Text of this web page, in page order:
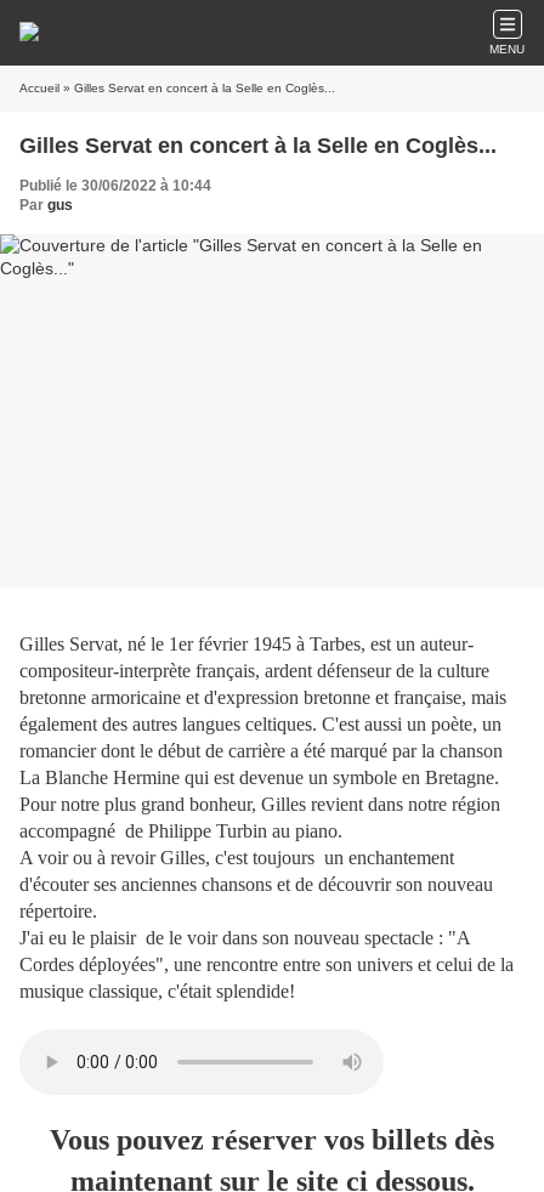
MENU
Accueil » Gilles Servat en concert à la Selle en Coglès...
Gilles Servat en concert à la Selle en Coglès...
Publié le 30/06/2022 à 10:44
Par gus
Gilles Servat, né le 1er février 1945 à Tarbes, est un auteur-
compositeur-interprète français, ardent défenseur de la culture
bretonne armoricaine et d'expression bretonne et française, mais
également des autres langues celtiques. C'est aussi un poète, un
romancier dont le début de carrière a été marqué par la chanson
La Blanche Hermine qui est devenue un symbole en Bretagne.
Pour notre plus grand bonheur, Gilles revient dans notre région
accompagné de Philippe Turbin au piano.
A voir ou à revoir Gilles, c'est toujours un enchantement
d'écouter ses anciennes chansons et de découvrir son nouveau
répertoire.
J'ai eu le plaisir de le voir dans son nouveau spectacle : "A
Cordes déployées", une rencontre entre son univers et celui de la
musique classique, c'était splendide!
Vous pouvez réserver vos billets dès
maintenant sur le site ci dessous.